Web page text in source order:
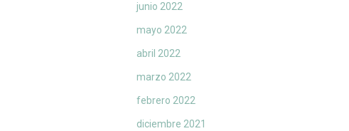
junio 2022
mayo 2022
abril 2022
marzo 2022
febrero 2022
diciembre 2021